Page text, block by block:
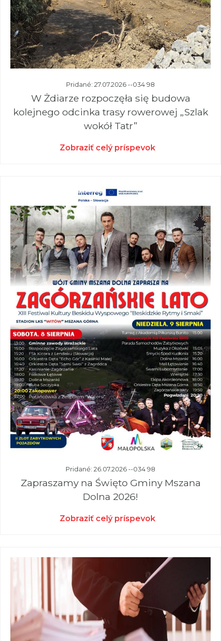
Pridané: 27.07.2026 --034 98
W Żdiarze rozpoczęła się budowa
kolejnego odcinka trasy rowerowej „Szlak
wokół Tatr”
Zobraziť celý príspevok
Pridané: 26.07.2026 --034 98
Zapraszamy na Święto Gminy Mszana
Dolna 2026!
Zobraziť celý príspevok